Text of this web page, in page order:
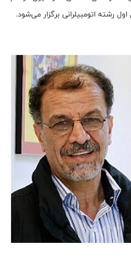
رشته اتومبیلرانی برگزار می‌شود.